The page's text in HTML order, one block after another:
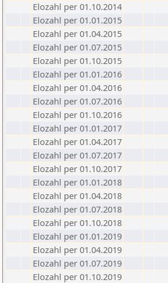
Elozahl per 01.10.2014
Elozahl per 01.01.2015
Elozahl per 01.04.2015
Elozahl per 01.07.2015
Elozahl per 01.10.2015
Elozahl per 01.01.2016
Elozahl per 01.04.2016
Elozahl per 01.07.2016
Elozahl per 01.10.2016
Elozahl per 01.01.2017
Elozahl per 01.04.2017
Elozahl per 01.07.2017
Elozahl per 01.10.2017
Elozahl per 01.01.2018
Elozahl per 01.04.2018
Elozahl per 01.07.2018
Elozahl per 01.10.2018
Elozahl per 01.01.2019
Elozahl per 01.04.2019
Elozahl per 01.07.2019
Elozahl per 01.10.2019